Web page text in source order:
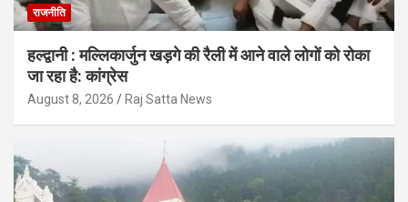
राजनीति
हल्द्वानी : मल्लिकार्जुन खड़गे की रैली में आने वाले लोगों को रोका
जा रहा है: कांग्रेस
August 8, 2026 Raj Satta News